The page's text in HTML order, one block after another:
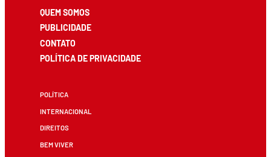
QUEM SOMOS
PUBLICIDADE
CONTATO
POLÍTICA DE PRIVACIDADE
POLÍTICA
INTERNACIONAL
DIREITOS
BEM VIVER